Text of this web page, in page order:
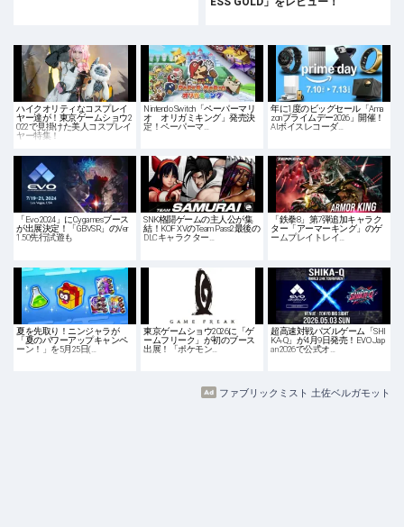
ハイクオリティなコスプレイ
ヤー達が！東京ゲームショウ2
022で見掛けた美人コスプレイ
ヤー特集！
Nintendo Switch「ペーパーマリ
オ オリガミキング」発売決
定！ペーパーマ…
年に1度のビッグセール「Ama
zonプライムデー2026」開催！
AIボイスレコーダ…
「Evo 2024」にCygamesブース
が出展決定！「GBVSR」のVer
1.50先行試遊も
SNK格闘ゲームの主人公が集
結！KOF XVのTeam Pass2最後の
DLCキャラクター…
「鉄拳8」第7弾追加キャラク
ター「アーマーキング」のゲ
ームプレイトレイ…
夏を先取り！ニンジャラが
「夏のパワーアップキャンペ
ーン！」を5月25日(…
東京ゲームショウ2026に「ゲ
ームフリーク」が初のブース
出展！「ポケモン…
超高速対戦パズルゲーム「SHI
KA-Q」が4月9日発売！EVO Jap
an 2026で公式オ…
ファブリックミスト 土佐ベルガモット